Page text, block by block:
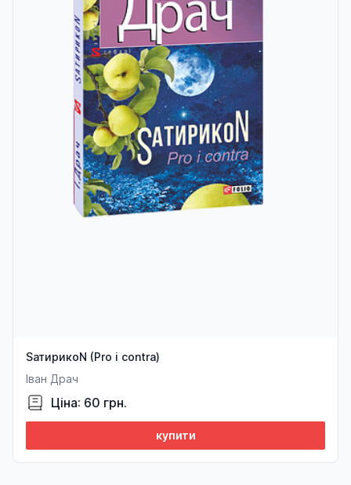
SатирикоN (Pro i contra)
Іван Драч
Ціна: 60 грн.
купити